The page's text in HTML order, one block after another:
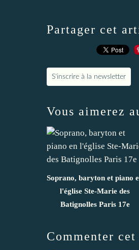
Partager cet
S'inscrire à la newsletter
Vous aimerez
Soprano, baryton et piano
l'église Ste-Marie des
Batignolles Paris 17e
Commenter